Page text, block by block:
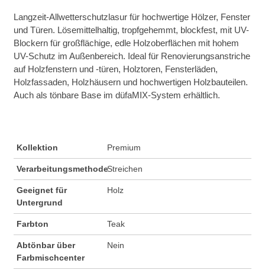
Langzeit-Allwetterschutzlasur für hochwertige Hölzer, Fenster
und Türen. Lösemittelhaltig, tropfgehemmt, blockfest, mit UV-
Blockern für großflächige, edle Holzoberflächen mit hohem
UV-Schutz im Außenbereich. Ideal für Renovierungsanstriche
auf Holzfenstern und -türen, Holztoren, Fensterläden,
Holzfassaden, Holzhäusern und hochwertigen Holzbauteilen.
Auch als tönbare Base im düfaMIX-System erhältlich.
Kollektion Premium
VerarbeitungsmethodeStreichen
Geeignet für
Untergrund
Holz
Farbton Teak
Abtönbar über
Farbmischcenter
Nein